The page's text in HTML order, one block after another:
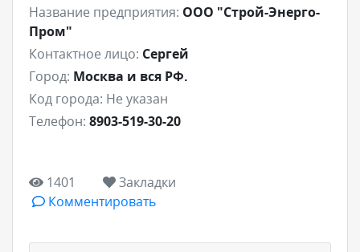
Название предприятия: ООО "Строй-Энерго-
Пром"
Контактное лицо: Сергей
Город: Москва и вся РФ.
Код города: Не указан
Телефон: 8903-519-30-20
1401
Закладки
Комментировать